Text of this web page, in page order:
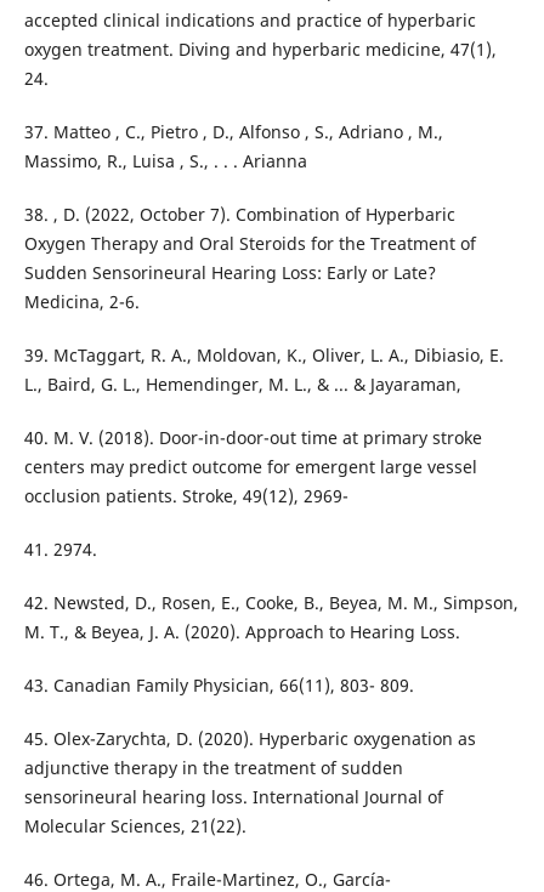
accepted clinical indications and practice of hyperbaric
oxygen treatment. Diving and hyperbaric medicine, 47(1),
24.
37. Matteo , C., Pietro , D., Alfonso , S., Adriano , M.,
Massimo, R., Luisa , S., . . . Arianna
38. , D. (2022, October 7). Combination of Hyperbaric
Oxygen Therapy and Oral Steroids for the Treatment of
Sudden Sensorineural Hearing Loss: Early or Late?
Medicina, 2-6.
39. McTaggart, R. A., Moldovan, K., Oliver, L. A., Dibiasio, E.
L., Baird, G. L., Hemendinger, M. L., & ... & Jayaraman,
40. M. V. (2018). Door-in-door-out time at primary stroke
centers may predict outcome for emergent large vessel
occlusion patients. Stroke, 49(12), 2969-
41. 2974.
42. Newsted, D., Rosen, E., Cooke, B., Beyea, M. M., Simpson,
M. T., & Beyea, J. A. (2020). Approach to Hearing Loss.
43. Canadian Family Physician, 66(11), 803- 809.
45. Olex-Zarychta, D. (2020). Hyperbaric oxygenation as
adjunctive therapy in the treatment of sudden
sensorineural hearing loss. International Journal of
Molecular Sciences, 21(22).
46. Ortega, M. A., Fraile-Martinez, O., García-